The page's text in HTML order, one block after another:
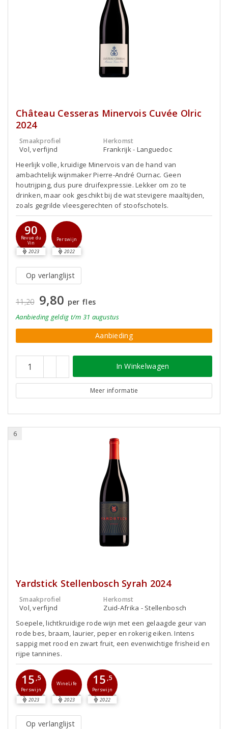
Château Cesseras Minervois Cuvée Olric
2024
Smaakprofiel
Vol, verfijnd
Herkomst
Frankrijk - Languedoc
Heerlijk volle, kruidige Minervois van de hand van
ambachtelijk wijnmaker Pierre-André Ournac. Geen
houtrijping, dus pure druifexpressie. Lekker om zo te
drinken, maar ook geschikt bij de wat stevigere maaltijden,
zoals gegrilde vleesgerechten of stoofschotels.
90
Revue du
Vin
2023
Perswijn
2022
Op verlanglijst
11,20 9,80 per fles
Aanbieding geldig t/m 31 augustus
Aanbieding
In Winkelwagen
Meer informatie
6
Yardstick Stellenbosch Syrah 2024
Smaakprofiel
Vol, verfijnd
Herkomst
Zuid-Afrika - Stellenbosch
Soepele, lichtkruidige rode wijn met een gelaagde geur van
rode bes, braam, laurier, peper en rokerig eiken. Intens
sappig met rood en zwart fruit, een evenwichtige frisheid en
rijpe tannines.
15 ,5
Perswijn
2023
WineLife
2023
15 ,5
Perswijn
2022
Op verlanglijst